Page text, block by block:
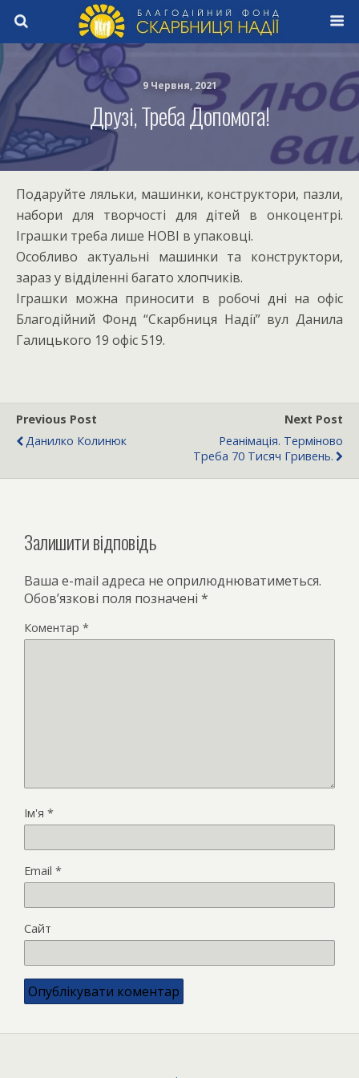
9 Червня, 2021
Друзі, Треба Допомога!
Подаруйте ляльки, машинки, конструктори, пазли,
набори для творчості для дітей в онкоцентрі.
Іграшки треба лише НОВІ в упаковці.
Особливо актуальні машинки та конструктори,
зараз у відділенні багато хлопчиків.
Іграшки можна приносити в робочі дні на офіс
Благодійний Фонд “Скарбниця Надії” вул Данила
Галицького 19 офіс 519.
Previous Post
Данилко Колинюк
Next Post
Реанімація. Терміново
Треба 70 Тисяч Гривень.
Залишити відповідь
Ваша e-mail адреса не оприлюднюватиметься.
Обов’язкові поля позначені *
Коментар *
Ім'я *
Email *
Сайт